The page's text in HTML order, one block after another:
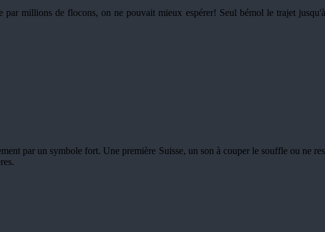
millions de flocons, on ne pouvait mieux espérer! Seul bémol le trajet
par un symbole fort. Une première Suisse, un son à couper le souffle ou ne